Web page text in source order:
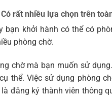
rất nhiều lựa chọn trên
bạn khởi hành có thể có
phòng chờ.
chờ mà bạn muốn sử
thể. Việc sử dụng phòng
đăng ký thành viên thông